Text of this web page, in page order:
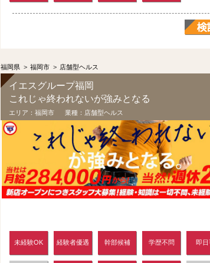
福岡県 > 福岡市 > 店舗型ヘルス
イエスグループ福岡
これじゃ終われないが強みとなる
エリア： 福岡市 業種： 店舗型ヘルス
未経験OK 経験者優遇 幹部候補 学歴不問 即日